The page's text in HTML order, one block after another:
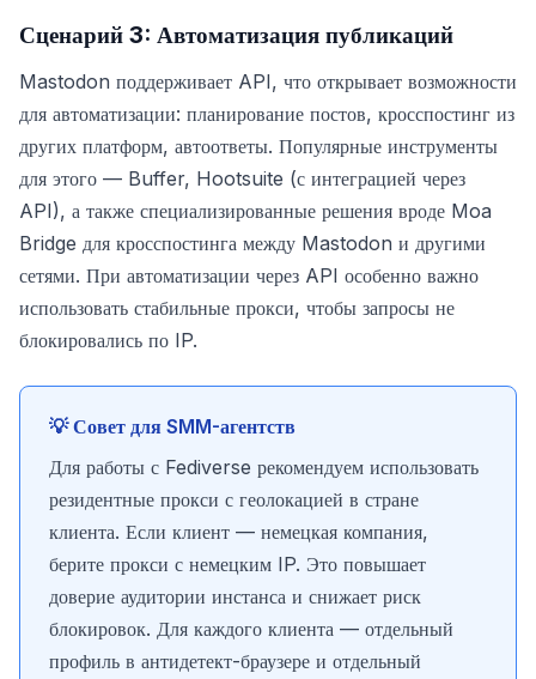
Сценарий 3: Автоматизация публикаций
Mastodon поддерживает API, что открывает возможности
для автоматизации: планирование постов, кросспостинг из
других платформ, автоответы. Популярные инструменты
для этого — Buffer, Hootsuite (с интеграцией через
API), а также специализированные решения вроде Moa
Bridge для кросспостинга между Mastodon и другими
сетями. При автоматизации через API особенно важно
использовать стабильные прокси, чтобы запросы не
блокировались по IP.
💡 Совет для SMM-агентств
Для работы с Fediverse рекомендуем использовать
резидентные прокси с геолокацией в стране
клиента. Если клиент — немецкая компания,
берите прокси с немецким IP. Это повышает
доверие аудитории инстанса и снижает риск
блокировок. Для каждого клиента — отдельный
профиль в антидетект-браузере и отдельный